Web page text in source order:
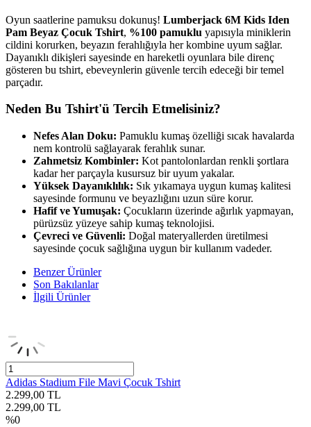
Oyun saatlerine pamuksu dokunuş! Lumberjack 6M Kids Iden
Pam Beyaz Çocuk Tshirt, %100 pamuklu yapısıyla miniklerin
cildini korurken, beyazın ferahlığıyla her kombine uyum sağlar.
Dayanıklı dikişleri sayesinde en hareketli oyunlara bile direnç
gösteren bu tshirt, ebeveynlerin güvenle tercih edeceği bir temel
parçadır.
Neden Bu Tshirt'ü Tercih Etmelisiniz?
Nefes Alan Doku: Pamuklu kumaş özelliği sıcak havalarda
nem kontrolü sağlayarak ferahlık sunar.
Zahmetsiz Kombinler: Kot pantolonlardan renkli şortlara
kadar her parçayla kusursuz bir uyum yakalar.
Yüksek Dayanıklılık: Sık yıkamaya uygun kumaş kalitesi
sayesinde formunu ve beyazlığını uzun süre korur.
Hafif ve Yumuşak: Çocukların üzerinde ağırlık yapmayan,
pürüzsüz yüzeye sahip kumaş teknolojisi.
Çevreci ve Güvenli: Doğal materyallerden üretilmesi
sayesinde çocuk sağlığına uygun bir kullanım vadeder.
Benzer Ürünler
Son Bakılanlar
İlgili Ürünler
Adidas Stadium File Mavi Çocuk Tshirt
2.299,00 TL
2.299,00 TL
%0